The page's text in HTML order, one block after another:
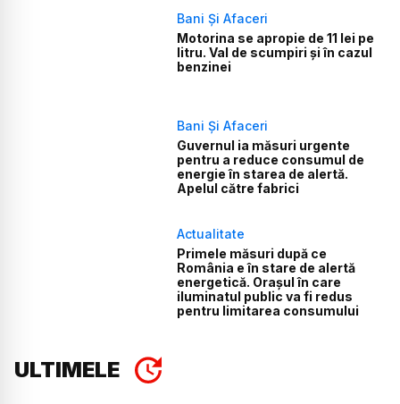
Bani Și Afaceri
Motorina se apropie de 11 lei pe
litru. Val de scumpiri și în cazul
benzinei
Bani Și Afaceri
Guvernul ia măsuri urgente
pentru a reduce consumul de
energie în starea de alertă.
Apelul către fabrici
Actualitate
Primele măsuri după ce
România e în stare de alertă
energetică. Orașul în care
iluminatul public va fi redus
pentru limitarea consumului
ULTIMELE